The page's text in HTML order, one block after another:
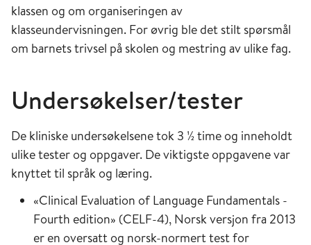
klassen og om organiseringen av
klasseundervisningen. For øvrig ble det stilt spørsmål
om barnets trivsel på skolen og mestring av ulike fag.
Undersøkelser/tester
De kliniske undersøkelsene tok 3 ½ time og inneholdt
ulike tester og oppgaver. De viktigste oppgavene var
knyttet til språk og læring.
«Clinical Evaluation of Language Fundamentals -
Fourth edition» (CELF-4), Norsk versjon fra 2013
er en oversatt og norsk-normert test for